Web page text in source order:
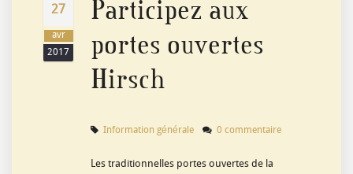
27
avr
2017
Participez aux
portes ouvertes
Hirsch
Information générale 0 commentaire
Les traditionnelles portes ouvertes de la